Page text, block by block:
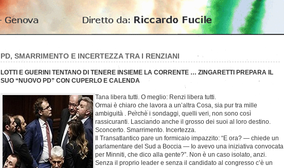
PD, SMARRIMENTO E INCERTEZZA TRA I RENZIANI
LOTTI E GUERINI TENTANO DI TENERE INSIEME LA CORRENTE … ZINGARETTI PREPARA IL
SUO “NUOVO PD” CON CUPERLO E CALENDA
Tana libera tutti. O meglio: Renzi libera tutti.
Ormai è chiaro che lavora a un’altra Cosa, sia pur tra mille
ambiguità . Perchè i sondaggi, quelli veri, non sono così
rassicuranti. Lasciando anche il grosso dei suoi al loro destino.
Sconcerto. Smarrimento. Incertezza.
Il Transatlantico pare un formicaio impazzito: “E ora? — chiede un
parlamentare del Sud a Boccia — Io avevo una iniziativa convocata
per Minniti, che dico alla gente?”. Non è un caso isolato, anzi.
Senza il proprio leader e senza il candidato al congresso c’è un